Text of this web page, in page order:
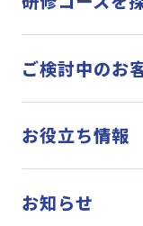
ご検討中のお
お役立ち情報
お知らせ